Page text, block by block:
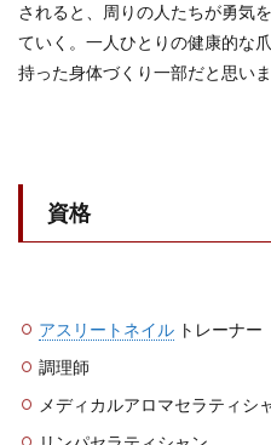
されると、周りの人たちが勇気
ていく。一人ひとりの健康的な
持った身体づくり一部だと思いま
資格
アスリートネイル トレーナー
調理師
メディカルアロマセラティシ